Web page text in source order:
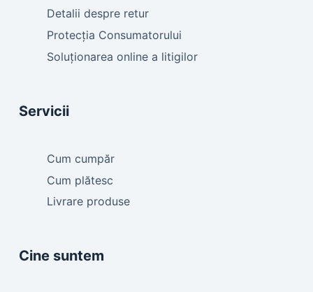
Detalii despre retur
Protecția Consumatorului
Soluționarea online a litigilor
Servicii
Cum cumpăr
Cum plătesc
Livrare produse
Cine suntem